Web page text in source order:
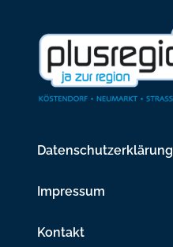
Datenschutzerklärung
Impressum
Kontakt